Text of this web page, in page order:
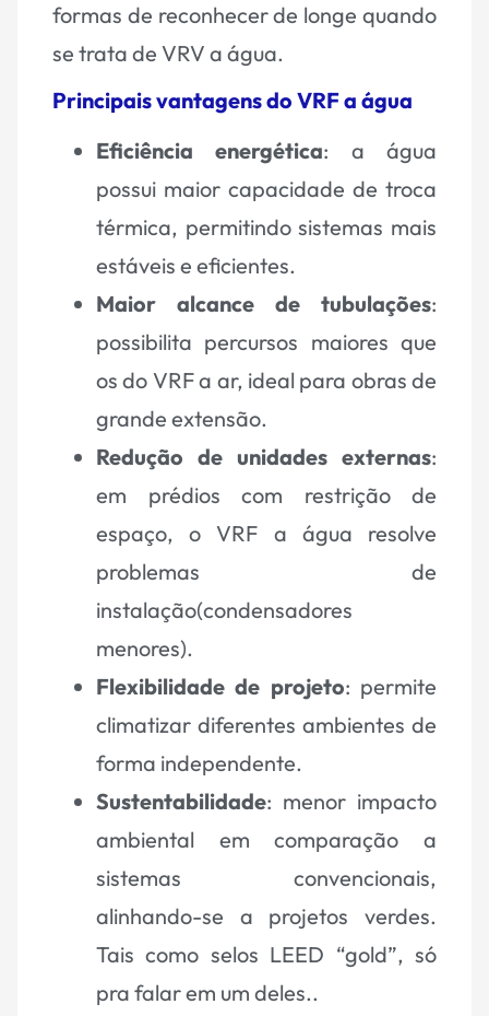
formas de reconhecer de longe quando
se trata de VRV a água.
Principais vantagens do VRF a água
Eficiência energética: a água
possui maior capacidade de troca
térmica, permitindo sistemas mais
estáveis e eficientes.
Maior alcance de tubulações:
possibilita percursos maiores que
os do VRF a ar, ideal para obras de
grande extensão.
Redução de unidades externas:
em prédios com restrição de
espaço, o VRF a água resolve
problemas de
instalação(condensadores
menores).
Flexibilidade de projeto: permite
climatizar diferentes ambientes de
forma independente.
Sustentabilidade: menor impacto
ambiental em comparação a
sistemas convencionais,
alinhando-se a projetos verdes.
Tais como selos LEED “gold”, só
pra falar em um deles..